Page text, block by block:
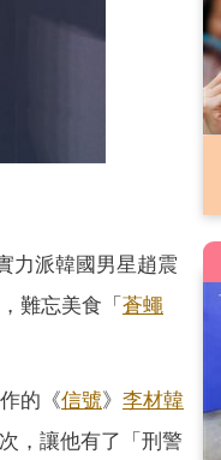
力派韓國男星趙震
難忘美食「 蒼蠅
的《信號》 李材韓
，讓他有了「刑警